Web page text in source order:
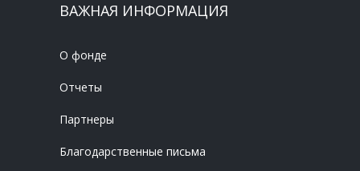
ВАЖНАЯ ИНФОРМАЦИЯ
О фонде
Отчеты
Партнеры
Благодарственные письма